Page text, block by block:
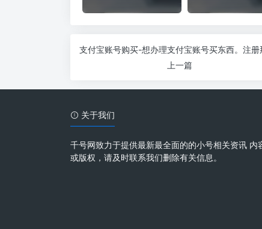
上一篇
关于我们
千号网致力于提供最新最全面的的小号相关资讯
或版权，请及时联系我们删除有关信息。